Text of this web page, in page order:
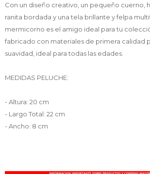
Con un diseño creativo, un pequeño cuerno,
ranita bordada y una tela brillante y felpa
mermicorno es el amigo ideal para tu
fabricado con materiales de primera calidad
suavidad, ideal para todas las edades.
MEDIDAS PELUCHE:
- Altura: 20 cm
- Largo Total: 22 cm
- Ancho: 8 cm